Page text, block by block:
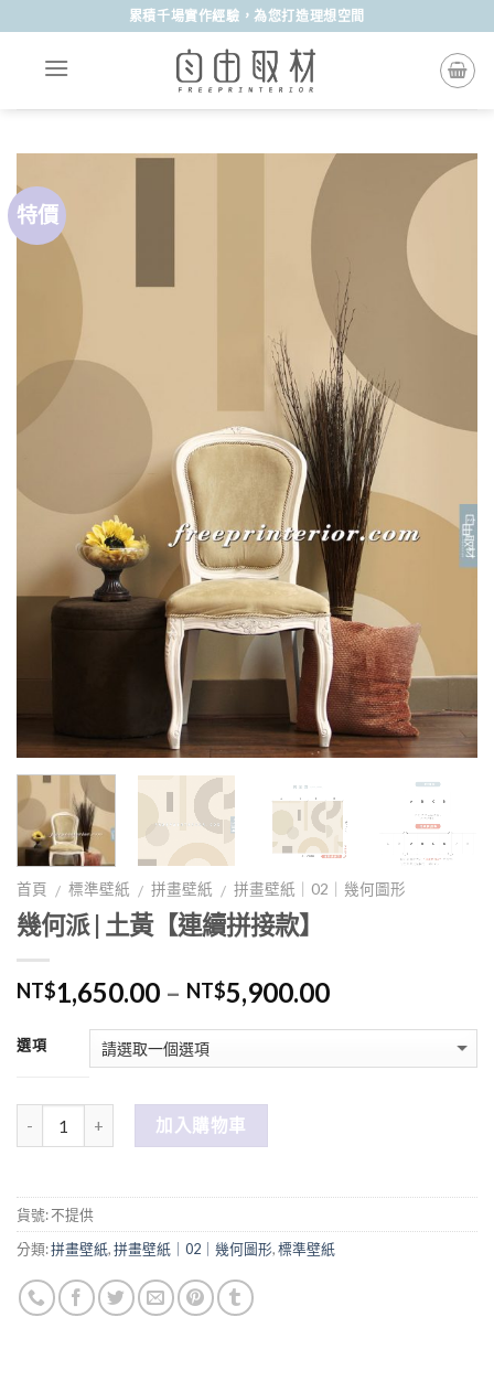
content
累積千場實作經驗，為您打造理想空間
特價
首頁 / 標準壁紙 / 拼畫壁紙 / 拼畫壁紙｜02｜幾何圖形
幾何派 | 土黃【連續拼接款】
NT$1,650.00 – NT$5,900.00
選項
加入購物車
貨號:不提供
分類:拼畫壁紙,拼畫壁紙｜02｜幾何圖形,標準壁紙